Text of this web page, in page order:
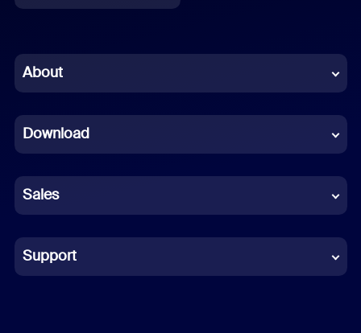
Chinese (Simplified)
French
German
Indonesian
Italian
About
Download
Sales
Support